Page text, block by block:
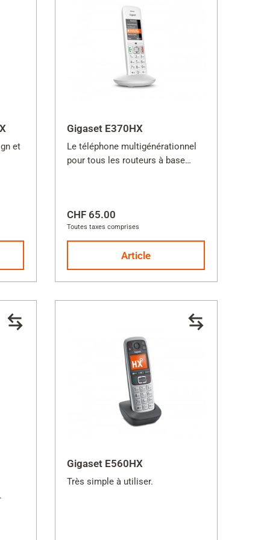
et
Gigaset E370HX
Le téléphone multigénérationnel
pour tous les routeurs à base
CHF 65.00
Toutes taxes comprises
Article
Gigaset E560HX
Très simple à utiliser.